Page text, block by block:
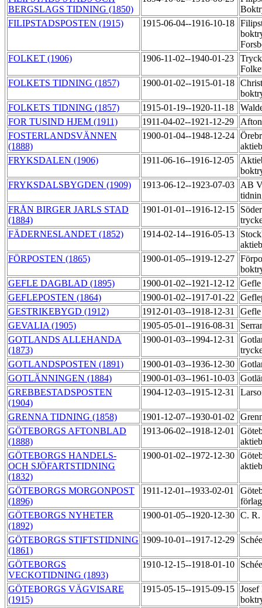
BERGSLAGS TIDNING (1850)
FILIPSTADSPOSTEN (1915)
1915-06-04--1916-10-18
FOLKET (1906)
1906-11-02--1940-01-23
FOLKETS TIDNING (1857)
1900-01-02--1915-01-18
FOLKETS TIDNING (1857)
1915-01-19--1920-11-18
FOR TUSIND HJEM (1911)
1911-04-02--1921-12-29
FOSTERLANDSVÄNNEN
(1888)
1900-01-04--1948-12-24
FRYKSDALEN (1906)
1911-06-16--1916-12-05
FRYKSDALSBYGDEN (1909)
1913-06-12--1923-07-03
AB
FRÅN BIRGER JARLS STAD
(1884)
1901-01-01--1916-12-15
FÄDERNESLANDET (1852)
1914-02-14--1916-05-13
FÖRPOSTEN (1865)
1900-01-05--1919-12-27
GEFLE DAGBLAD (1895)
1900-01-02--1921-12-12
GEFLEPOSTEN (1864)
1900-01-02--1917-01-22
GESTRIKEBYGD (1912)
1912-01-03--1918-12-31
GEVALIA (1905)
1905-05-01--1916-08-31
GOTLANDS ALLEHANDA
(1873)
1900-01-03--1994-12-31
GOTLANDSPOSTEN (1891)
1900-01-03--1936-12-30
GOTLÄNNINGEN (1884)
1900-01-03--1961-10-03
GREBBESTADSPOSTEN
(1904)
1904-12-03--1915-12-31
GRENNA TIDNING (1858) 1901-12-07--1930-01-02
GÖTEBORGS AFTONBLAD
(1888)
1913-06-02--1918-12-01
GÖTEBORGS HANDELS-
OCH SJÖFARTSTIDNING
(1832)
1900-01-02--1972-12-30
GÖTEBORGS MORGONPOST
(1896)
1911-12-01--1933-02-01
GÖTEBORGS NYHETER
(1892)
1900-01-05--1920-12-30 C.
GÖTEBORGS STIFTSTIDNING
(1861)
1909-10-01--1917-12-29
GÖTEBORGS
VECKOTIDNING (1893)
1910-12-15--1918-01-10
GÖTEBORGS VÄGVISARE
(1915)
1915-05-15--1915-09-15 Josef